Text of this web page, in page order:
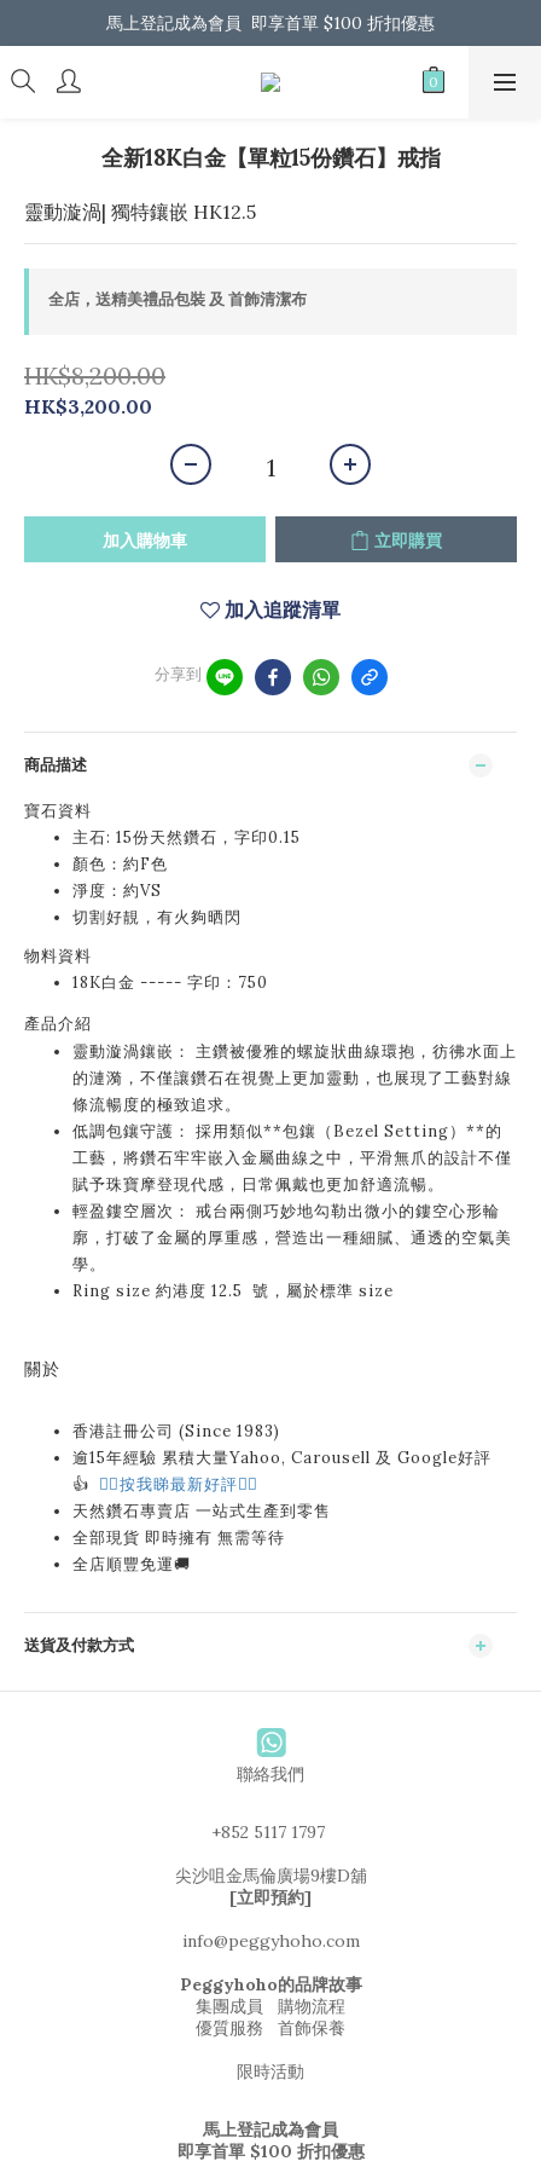
馬上登記成為會員  即享首單 $100 折扣優惠
馬上登記成為會員  即享首單 $100 折扣優惠
全港免運 歡迎 Whatsapp 我們了解更多
全新18K白金【單粒15份鑽石】戒指
靈動漩渦| 獨特鑲嵌 HK12.5
全店，送精美禮品包裝 及 首飾清潔布
HK$8,200.00
HK$3,200.00
加入購物車 立即購買
加入追蹤清單
分享到
商品描述
寶石資料
主石: 15份天然鑽石，字印0.15
顏色：約F色
淨度：約VS
切割好靚，有火夠晒閃
物料資料
18K白金 ----- 字印：750
產品介紹
靈動漩渦鑲嵌： 主鑽被優雅的螺旋狀曲線環抱，彷彿水面上
的漣漪，不僅讓鑽石在視覺上更加靈動，也展現了工藝對線
條流暢度的極致追求。
低調包鑲守護： 採用類似**包鑲（Bezel Setting）**的
工藝，將鑽石牢牢嵌入金屬曲線之中，平滑無爪的設計不僅
賦予珠寶摩登現代感，日常佩戴也更加舒適流暢。
輕盈鏤空層次： 戒台兩側巧妙地勾勒出微小的鏤空心形輪
廓，打破了金屬的厚重感，營造出一種細膩、通透的空氣美
學。
Ring size 約港度 12.5 號，屬於標準 size
關於
香港註冊公司 (Since 1983)
逾15年經驗 累積大量Yahoo, Carousell 及 Google好評
👍 👉🏻按我睇最新好評👈🏻
天然鑽石專賣店 一站式生產到零售
全部現貨 即時擁有 無需等待
全店順豐免運🚚
送貨及付款方式
聯絡我們
+852 5117 1797
尖沙咀金馬倫廣場9樓D舖
[立即預約]
info@peggyhoho.com
Peggyhoho的品牌故事
集團成員
購物流程
優質服務
首飾保養
限時活動
馬上登記成為會員
即享首單 $100 折扣優惠